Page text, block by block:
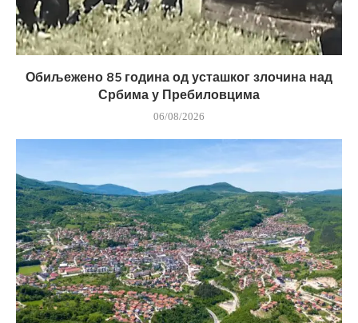
Обиљежено 85 година од усташког злочина над
Србима у Пребиловцима
06/08/2026